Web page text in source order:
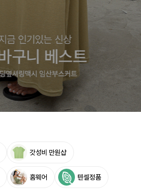
갓성비 만원샵
홈웨어 텐셀정품